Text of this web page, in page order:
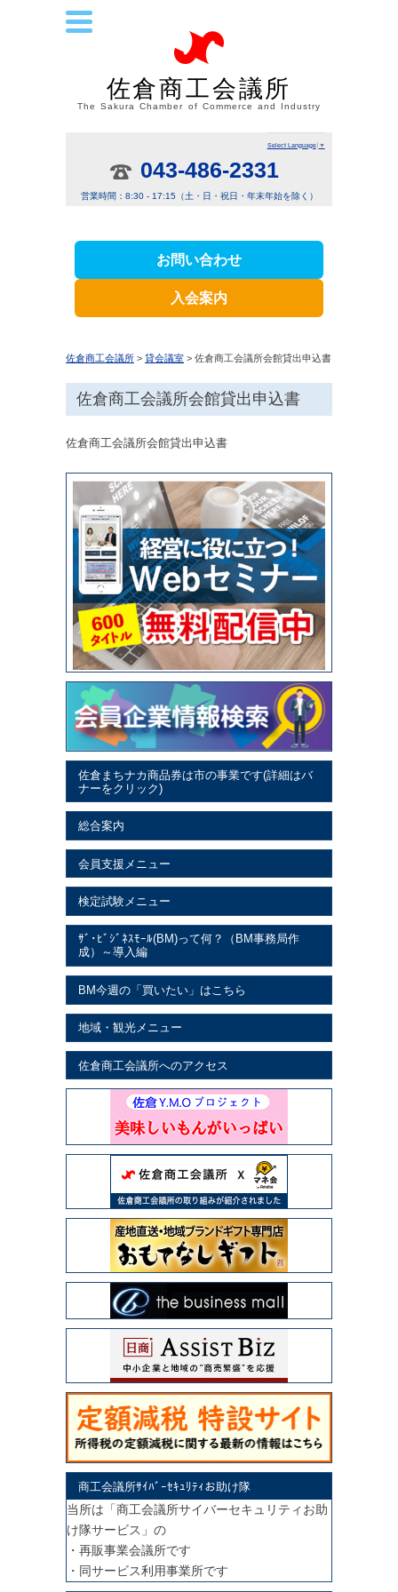
佐倉商工会議所
The Sakura Chamber of Commerce and Industry
Select Language ▼
043-486-2331
営業時間：8:30 - 17:15（土・日・祝日・年末年始を除く）
お問い合わせ
入会案内
佐倉商工会議所 > 貸会議室 > 佐倉商工会議所会館貸出申込書
佐倉商工会議所会館貸出申込書
佐倉商工会議所会館貸出申込書
佐倉まちナカ商品券は市の事業です(詳細はバ
ナーをクリック)
総合案内
会員支援メニュー
検定試験メニュー
ｻﾞ･ﾋﾞｼﾞﾈｽﾓｰﾙ(BM)って何？（BM事務局作
成）～導入編
BM今週の「買いたい」はこちら
地域・観光メニュー
佐倉商工会議所へのアクセス
商工会議所ｻｲﾊﾞｰｾｷｭﾘﾃｨお助け隊
当所は「商工会議所サイバーセキュリティお助
け隊サービス」の
・再販事業会議所です
・同サービス利用事業所です